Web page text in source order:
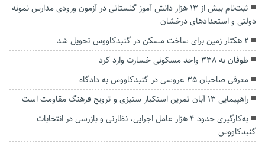
ثبت‌نام بیش از ۱۳ هزار دانش آموز گلستانی در آزمون ورودی مدارس نمونه
دولتی و استعداد‌های درخشان
۲ هکتار زمین برای ساخت مسکن در گنبدکاووس تحویل شد
طوفان به ۳۳۸ واحد مسکونی خسارت وارد کرد
معرفی صاحبان ۳۵ عروسی در گنبدکاووس به دادگاه
راهپیمایی ۱۳ آبان تمرین استکبار ستیزی و ترویج فرهنگ مقاومت است
به‌کارگیری حدود ۴ هزار عامل اجرایی، نظارتی و بازرسی در انتخابات
گنبدکاووس